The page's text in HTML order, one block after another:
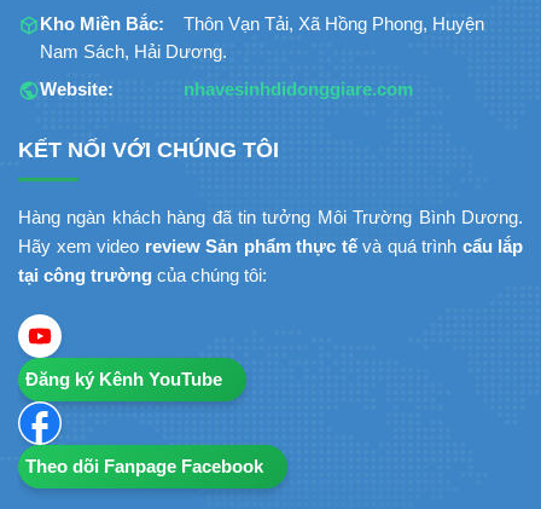
Kho Miền Bắc:
Thôn Vạn Tải, Xã Hồng Phong, Huyện
Nam Sách, Hải Dương.
Website:
nhavesinhdidonggiare.com
KẾT NỐI VỚI CHÚNG TÔI
Hàng ngàn khách hàng đã tin tưởng Môi Trường Bình Dương.
Hãy xem video review Sản phẩm thực tếvà quá trình cẩu lắp
tại công trường của chúng tôi:
Đăng ký Kênh YouTube
Theo dõi Fanpage Facebook